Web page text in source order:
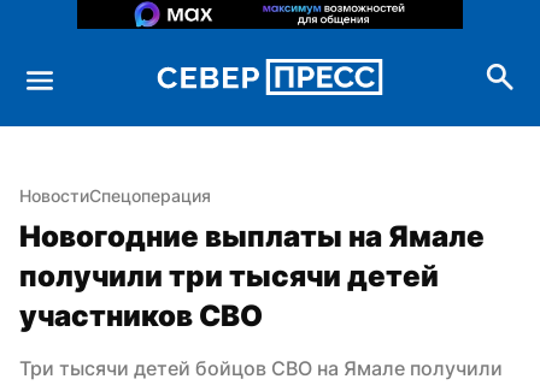
НовостиСпецоперация
Новогодние выплаты на Ямале
получили три тысячи детей
участников СВО
Три тысячи детей бойцов СВО на Ямале получили